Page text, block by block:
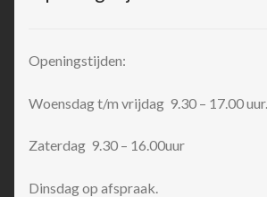
Openingstijden:
Woensdag t/m vrijdag 9.30 – 17.00 uur.
Zaterdag 9.30 – 16.00uur
Dinsdag op afspraak.